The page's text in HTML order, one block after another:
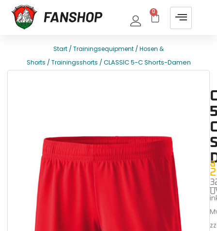
0
Start /Trainingsequipment /Hosen &
Shorts /Trainingsshorts / CLASSIC 5-C Shorts-Damen